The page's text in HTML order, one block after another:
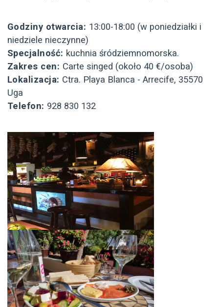
Godziny otwarcia: 13:00-18:00 (w poniedziałki i
niedziele nieczynne)
Specjalność: kuchnia śródziemnomorska.
Zakres cen: Carte singed (około 40 €/osoba)
Lokalizacja: Ctra. Playa Blanca - Arrecife, 35570
Uga
Telefon: 928 830 132